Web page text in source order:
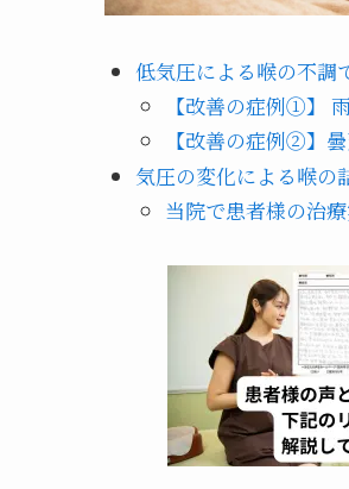
低気圧による喉の不調
【改善の症例①】
【改善の症例②】
気圧の変化による喉の
当院で患者様の治